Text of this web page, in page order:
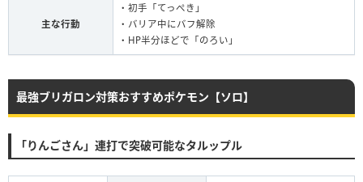
主な行動
・初手「てっぺき」
・バリア中にバフ解除
・HP半分ほどで「のろい」
最強ブリガロン対策おすすめポケモン【ソロ】
「りんごさん」連打で突破可能なタルップル